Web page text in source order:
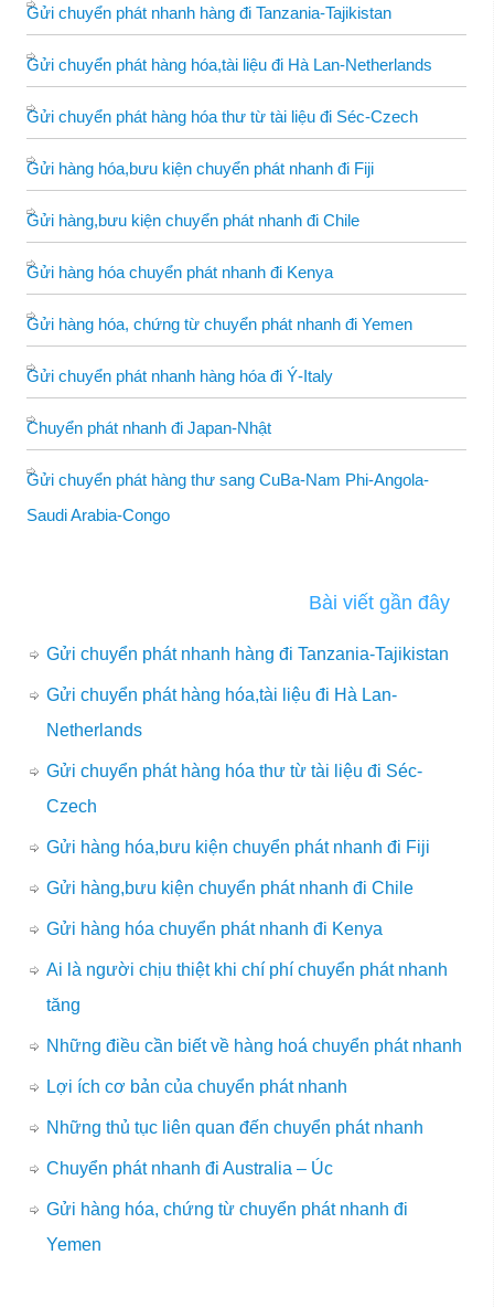
Gửi chuyển phát nhanh hàng đi Tanzania-Tajikistan
Gửi chuyển phát hàng hóa,tài liệu đi Hà Lan-Netherlands
Gửi chuyển phát hàng hóa thư từ tài liệu đi Séc-Czech
Gửi hàng hóa,bưu kiện chuyển phát nhanh đi Fiji
Gửi hàng,bưu kiện chuyển phát nhanh đi Chile
Gửi hàng hóa chuyển phát nhanh đi Kenya
Gửi hàng hóa, chứng từ chuyển phát nhanh đi Yemen
Gửi chuyển phát nhanh hàng hóa đi Ý-Italy
Chuyển phát nhanh đi Japan-Nhật
Gửi chuyển phát hàng thư sang CuBa-Nam Phi-Angola-
Saudi Arabia-Congo
Bài viết gần đây
Gửi chuyển phát nhanh hàng đi Tanzania-Tajikistan
Gửi chuyển phát hàng hóa,tài liệu đi Hà Lan-
Netherlands
Gửi chuyển phát hàng hóa thư từ tài liệu đi Séc-
Czech
Gửi hàng hóa,bưu kiện chuyển phát nhanh đi Fiji
Gửi hàng,bưu kiện chuyển phát nhanh đi Chile
Gửi hàng hóa chuyển phát nhanh đi Kenya
Ai là người chịu thiệt khi chí phí chuyển phát nhanh
tăng
Những điều cần biết về hàng hoá chuyển phát nhanh
Lợi ích cơ bản của chuyển phát nhanh
Những thủ tục liên quan đến chuyển phát nhanh
Chuyển phát nhanh đi Australia – Úc
Gửi hàng hóa, chứng từ chuyển phát nhanh đi
Yemen